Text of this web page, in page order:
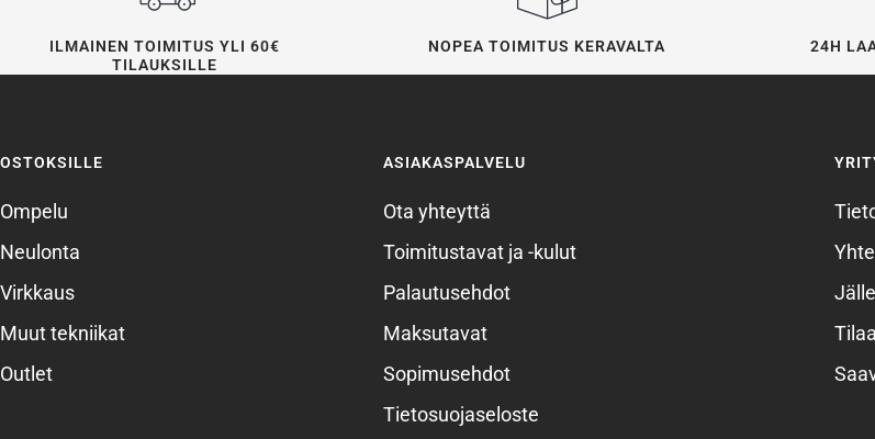
ILMAINEN TOIMITUS YLI 60€
TILAUKSILLE
NOPEA TOIMITUS KERAVALTA 24H
OSTOKSILLE
Ompelu
Neulonta
Virkkaus
Muut tekniikat
Outlet
ASIAKASPALVELU
Ota yhteyttä
Toimitustavat ja -kulut
Palautusehdot
Maksutavat
Sopimusehdot
Tietosuojaseloste